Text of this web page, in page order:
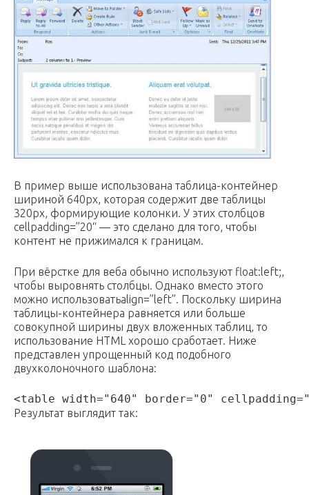
В пример выше использована таблица-контейнер
шириной 640px, которая содержит две таблицы
320px, формирующие колонки. У этих столбцов
cellpadding=”20“ — это сделано для того, чтобы
контент не прижимался к границам.
При вёрстке для веба обычно используют float:left;,
чтобы выровнять столбцы. Однако вместо этого
можно использоватьalign=”left”. Поскольку ширина
таблицы-контейнера равняется или больше
совокупной ширины двух вложенных таблиц, то
использование HTML хорошо сработает. Ниже
представлен упрощенный код подобного
двухколоночного шаблона:
<table width="640" border="0"
Результат выглядит так: